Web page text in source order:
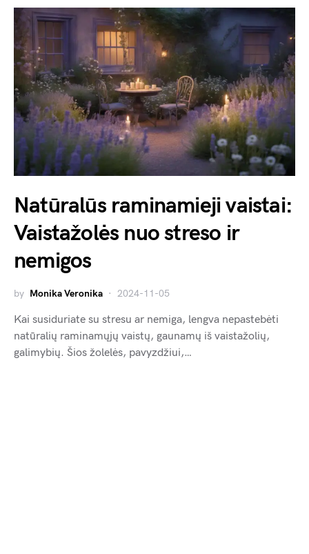
Natūralūs raminamieji vaistai:
Vaistažolės nuo streso ir
nemigos
by Monika Veronika 2024-11-05
Kai susiduriate su stresu ar nemiga, lengva nepastebėti
natūralių raminamųjų vaistų, gaunamų iš vaistažolių,
galimybių. Šios žolelės, pavyzdžiui,…